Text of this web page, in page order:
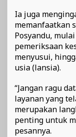
Ia juga
memanfaatkan
Posyandu,
pemeriksaan
menyusui,
usia (lansia).
“Jangan ragu
layanan yang
merupakan
penting untuk
pesannya.